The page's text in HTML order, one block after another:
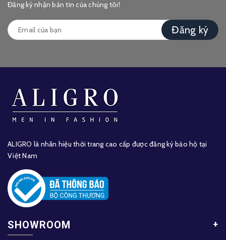
Đăng ký nhận bản tin của chúng tôi!
Đăng ký
ALIGRO là nhãn hiệu thời trang cao cấp được đăng ký bảo hộ tại
Việt Nam
SHOWROOM